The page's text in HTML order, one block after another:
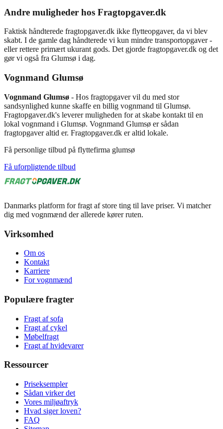
Andre muligheder hos Fragtopgaver.dk
Faktisk håndterede fragtopgaver.dk ikke flytteopgaver, da vi blev
skabt. I de gamle dag håndterede vi kun mindre transportopgaver -
eller rettere primært ukurant gods. Det gjorde fragtopgaver.dk og det
gør vi også fra Glumsø i dag.
Vognmand Glumsø
Vognmand Glumsø - Hos fragtopgaver vil du med stor
sandsynlighed kunne skaffe en billig vognmand til Glumsø.
Fragtopgaver.dk's leverer muligheden for at skabe kontakt til en
lokal vognmand i Glumsø. Vognmand Glumsø er sådan
fragtopgaver altid er. Fragtopgaver.dk er altid lokale.
Få personlige tilbud på flyttefirma glumsø
Få uforpligtende tilbud
Danmarks platform for fragt af store ting til lave priser. Vi matcher
dig med vognmænd der allerede kører ruten.
Virksomhed
Om os
Kontakt
Karriere
For vognmænd
Populære fragter
Fragt af sofa
Fragt af cykel
Møbelfragt
Fragt af hvidevarer
Ressourcer
Priseksempler
Sådan virker det
Vores miljøaftryk
Hvad siger loven?
FAQ